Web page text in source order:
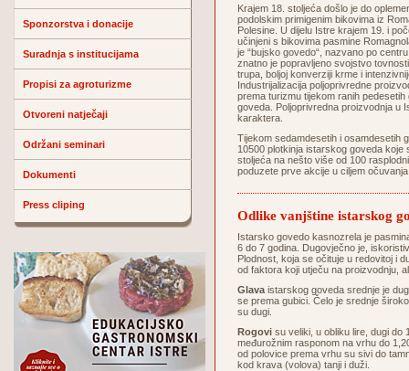
Sponzorstva i donacije
Suradnja s institucijama
Propisi za agroturizme
Otvoreni natječaji
Održani seminari
Dokumenti
Press cliping
Krajem 18. stoljeća došlo je do
podolskim primigenim bikovima iz
Polesine. U dijelu Istre krajem 19. i
učinjeni s bikovima pasmine
je “bujsko govedo“, nazvano po
znatno je popravljeno svojstvo
trupa, boljoj konverziji krme i
Industrijalizacija poljoprivredne
prema turizmu tijekom ranih
goveda. Poljoprivredna proizvodnja u
karaktera.
Tijekom sedamdesetih i osamdesetih
10500 plotkinja istarskog goveda
stoljeća na nešto više od 100
poduzete prve akcije u ciljem
Odlike vanjštine istarskog
Istarsko govedo kasnozrela je
6 do 7 godina. Dugovječno je,
Plodnost, koja se očituje u redovitoj i
od faktora koji utječu na proizvodnju,
Glava istarskog goveda srednje je
se prema gubici. Čelo je srednje
su dugi.
Rogovi su veliki, u obliku lire, dugi do
međurožnim rasponom na vrhu do
od polovice prema vrhu su sivi do
kod krava (volova) tanji i duži.